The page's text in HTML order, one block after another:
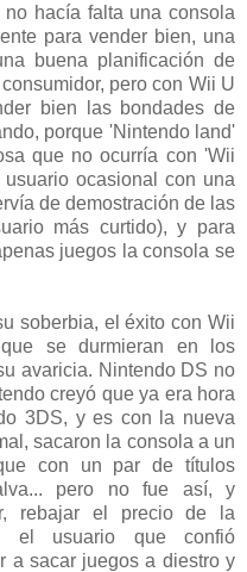
hacía falta una consola
para vender bien, una
buena planificación de
pero con Wii U
bien las bondades de
porque 'Nintendo land'
que no ocurría con 'Wii
ocasional con una
de demostración de las
más curtido), y para
juegos la consola se
soberbia, el éxito con Wii
se durmieran en los
avaricia. Nintendo DS no
creyó que ya era hora
3DS, y es con la nueva
sacaron la consola a un
con un par de títulos
pero no fue así, y
rebajar el precio de la
el usuario que confió
a sacar juegos a diestro y